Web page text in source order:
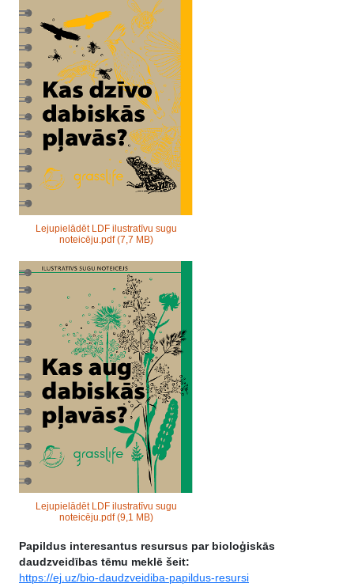
Lejupielādēt LDF ilustratīvu sugu
noteicēju.pdf (7,7 MB)
Lejupielādēt LDF ilustratīvu sugu
noteicēju.pdf (9,1 MB)
Papildus interesantus resursus par bioloģiskās
daudzveidības tēmu meklē šeit:
https://ej.uz/bio-daudzveidiba-papildus-resursi